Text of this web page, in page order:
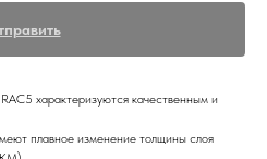
характеризуются качественным и
плавное изменение толщины слоя